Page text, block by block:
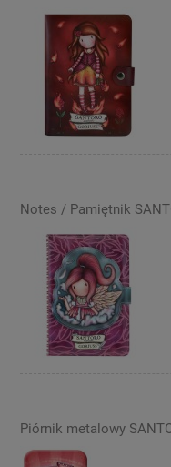
Notes / Pamiętnik
Piórnik metalowy